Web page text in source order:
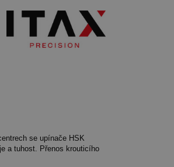
se upínače HSK
a tuhost. Přenos krouticího